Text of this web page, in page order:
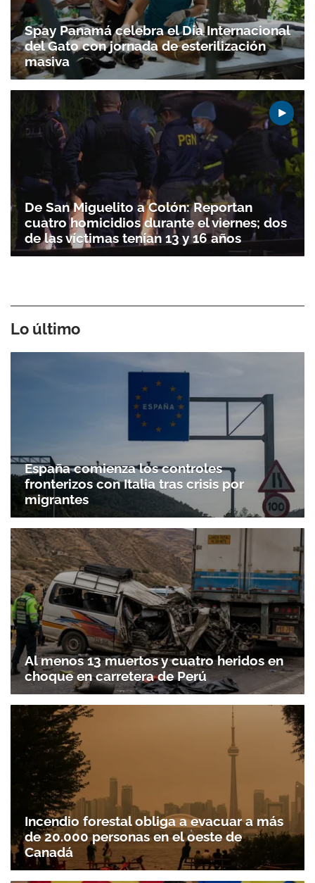
Spay Panamá celebra el Día Internacional
del Gato con jornada de esterilización
masiva
De San Miguelito a Colón: Reportan
cuatro homicidios durante el viernes; dos
de las víctimas tenían 13 y 16 años
Lo último
España comienza los controles
fronterizos con Italia tras crisis por
migrantes
Al menos 13 muertos y cuatro heridos en
choque en carretera de Perú
Incendio forestal obliga a evacuar a más
de 20.000 personas en el oeste de
Canadá